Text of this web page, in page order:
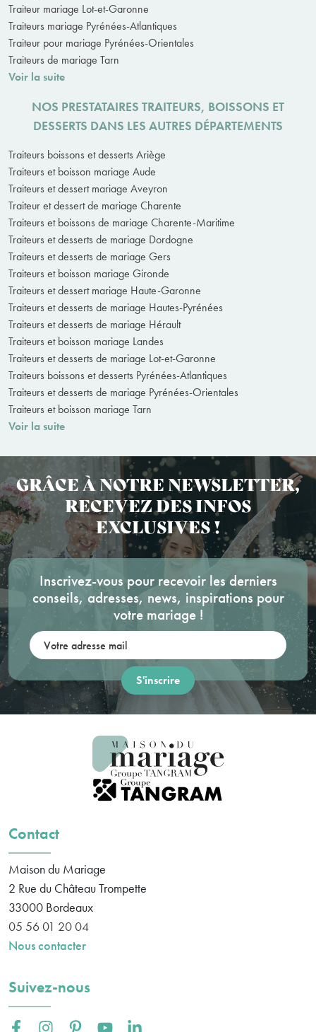
Traiteur mariage Lot-et-Garonne
Traiteurs mariage Pyrénées-Atlantiques
Traiteur pour mariage Pyrénées-Orientales
Traiteurs de mariage Tarn
Voir la suite
NOS PRESTATAIRES TRAITEURS, BOISSONS ET
DESSERTS DANS LES AUTRES DÉPARTEMENTS
Traiteurs boissons et desserts Ariège
Traiteurs et boisson mariage Aude
Traiteurs et dessert mariage Aveyron
Traiteur et dessert de mariage Charente
Traiteurs et boissons de mariage Charente-Maritime
Traiteurs et desserts de mariage Dordogne
Traiteurs et desserts de mariage Gers
Traiteurs et boisson mariage Gironde
Traiteurs et dessert mariage Haute-Garonne
Traiteurs et desserts de mariage Hautes-Pyrénées
Traiteurs et desserts de mariage Hérault
Traiteurs et boisson mariage Landes
Traiteurs et desserts de mariage Lot-et-Garonne
Traiteurs boissons et desserts Pyrénées-Atlantiques
Traiteurs et desserts de mariage Pyrénées-Orientales
Traiteurs et boisson mariage Tarn
Voir la suite
GRÂCE À NOTRE NEWSLETTER,
RECEVEZ DES INFOS
EXCLUSIVES !
Inscrivez-vous pour recevoir les derniers
conseils, adresses, news, inspirations pour
votre mariage !
Contact
Maison du Mariage
2 Rue du Château Trompette
33000 Bordeaux
05 56 01 20 04
Nous contacter
Suivez-nous